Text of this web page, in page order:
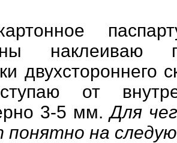
наклеиваю
двухстороннего
от
3-5 мм. Для
понятно на